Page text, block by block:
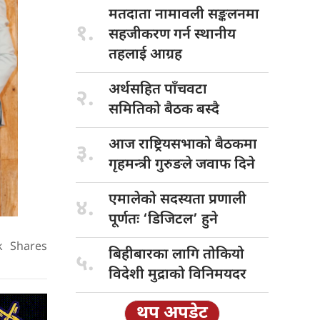
Shares
१.
मतदाता नामावलीसङ्कलनमा
सहजीकरण गर्न स्थानीय
तहलाई आग्रह
२.
अर्थसहित पाँचवटा
समितिको बैठक बस्दै
३. आज राष्ट्रियसभाकोबैठकमा
गृहमन्त्री गुरुङले जवाफ दिने
४. एमालेको सदस्यताप्रणाली
पूर्णतः ‘डिजिटल’ हुने
५. बिहीबारका लागितोकियो
विदेशी मुद्राको विनिमयदर
थप अपडेट